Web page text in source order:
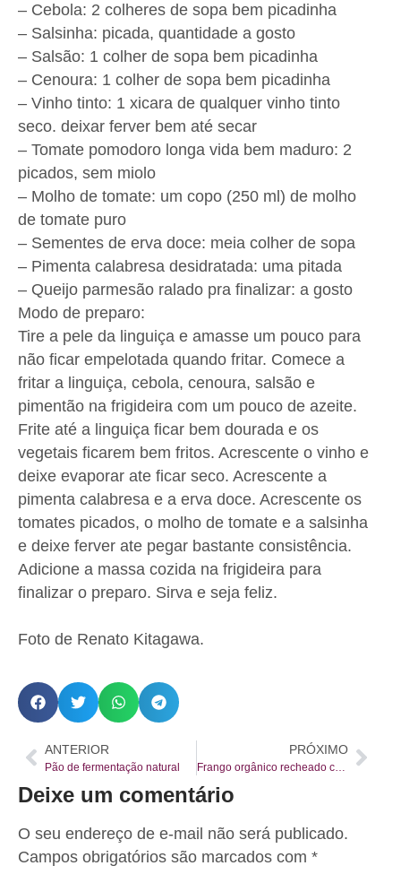
– Cebola: 2 colheres de sopa bem picadinha
– Salsinha: picada, quantidade a gosto
– Salsão: 1 colher de sopa bem picadinha
– Cenoura: 1 colher de sopa bem picadinha
– Vinho tinto: 1 xicara de qualquer vinho tinto
seco. deixar ferver bem até secar
– Tomate pomodoro longa vida bem maduro: 2
picados, sem miolo
– Molho de tomate: um copo (250 ml) de molho
de tomate puro
– Sementes de erva doce: meia colher de sopa
– Pimenta calabresa desidratada: uma pitada
– Queijo parmesão ralado pra finalizar: a gosto
Modo de preparo:
Tire a pele da linguiça e amasse um pouco para
não ficar empelotada quando fritar. Comece a
fritar a linguiça, cebola, cenoura, salsão e
pimentão na frigideira com um pouco de azeite.
Frite até a linguiça ficar bem dourada e os
vegetais ficarem bem fritos. Acrescente o vinho e
deixe evaporar ate ficar seco. Acrescente a
pimenta calabresa e a erva doce. Acrescente os
tomates picados, o molho de tomate e a salsinha
e deixe ferver ate pegar bastante consistência.
Adicione a massa cozida na frigideira para
finalizar o preparo. Sirva e seja feliz.
Foto de Renato Kitagawa.
ANTERIOR
Pão de fermentação natural
PRÓXIMO
Deixe um comentário
O seu endereço de e-mail não será publicado.
Campos obrigatórios são marcados com *